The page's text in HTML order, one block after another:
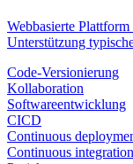
Webbasierte
Unterstützung
Code-Versionierung
Kollaboration
Softwareentwicklung
CICD
Continuous
Continuous integration